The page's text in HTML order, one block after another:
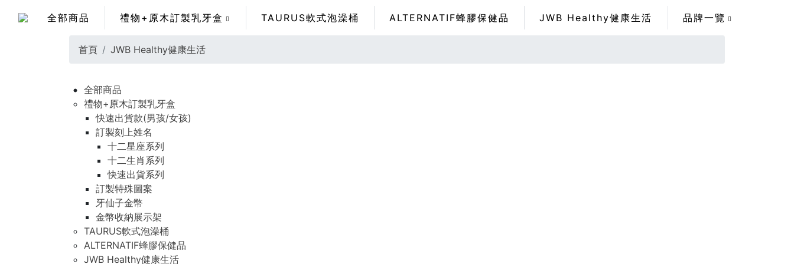
全部商品 禮物+原木訂製乳牙盒 TAURUS軟式泡澡桶 ALTERNATIF蜂膠保健品 JWB Healthy健康生活 品牌一覽
首頁 JWB Healthy健康生活
全部商品
禮物+原木訂製乳牙盒
快速出貨款(男孩/女孩)
訂製刻上姓名
十二星座系列
十二生肖系列
快速出貨系列
訂製特殊圖案
牙仙子金幣
金幣收納展示架
TAURUS軟式泡澡桶
ALTERNATIF蜂膠保健品
JWB Healthy健康生活